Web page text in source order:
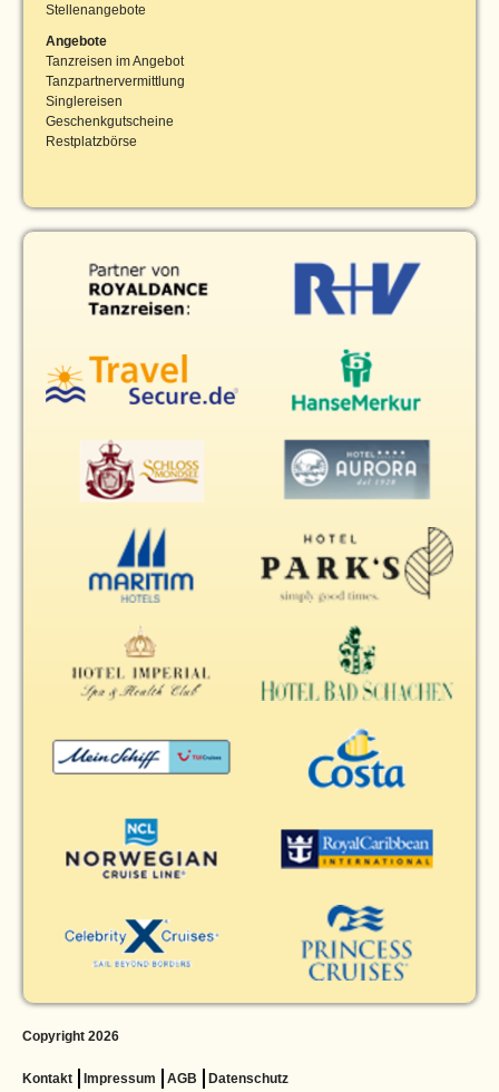
Stellenangebote
Angebote
Tanzreisen im Angebot
Tanzpartnervermittlung
Singlereisen
Geschenkgutscheine
Restplatzbörse
Copyright 2026
Kontakt Impressum AGB Datenschutz